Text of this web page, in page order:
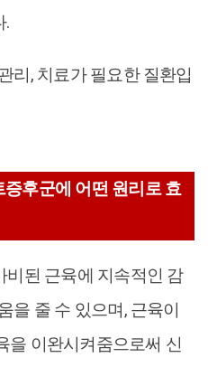
.
리, 치료가 필요한 질환입
후군에 어떤 원리로 효
비된 근육에 지속적인 감
을 줄 수 있으며, 근육이
을 이완시켜줌으로써 신